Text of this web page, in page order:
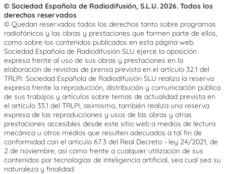
© Sociedad Española de Radiodifusión, S.L.U. 2026. Todos los
derechos reservados
© Quedan reservados todos los derechos tanto sobre programas
radiofónicos y las obras y prestaciones que formen parte de ellos,
como sobre los contenidos publicados en esta página web.
Sociedad Española de Radiodifusión SLU ejerce la oposición
expresa frente al uso de sus obras y prestaciones en la
elaboración de revistas de prensa prevista en el artículo 32.1 del
TRLPI. Sociedad Española de Radiodifusión SLU realiza la reserva
expresa frente la reproducción, distribución y comunicación pública
de sus trabajos y artículos sobre temas de actualidad prevista en
el artículo 33.1 del TRLPI, asimismo, también realiza una reserva
expresa de las reproducciones y usos de las obras y otras
prestaciones accesibles desde este sitio web a medios de lectura
mecánica u otros medios que resulten adecuados a tal fin de
conformidad con el artículo 67.3 del Real Decreto - ley 24/2021, de
2 de noviembre, así como frente a cualquier utilización de sus
contenidos por tecnologías de inteligencia artificial, sea cual sea su
naturaleza y finalidad.